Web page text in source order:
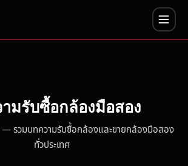
มรับซื้อกล้องมือสอง
รวมบทความรับซื้อกล้องและขายกล้องมือสอง
ทั่วประเทศ